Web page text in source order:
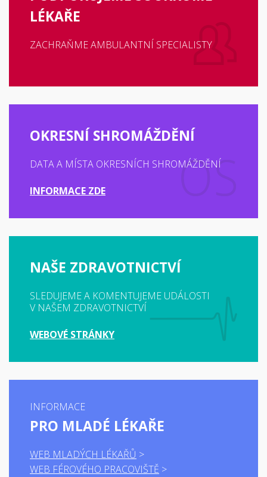
LÉKAŘE
ZACHRAŇME AMBULANTNÍ SPECIALISTY
OKRESNÍ SHROMÁŽDĚNÍ
DATA A MÍSTA OKRESNÍCH SHROMÁŽDĚNÍ
INFORMACE ZDE
NAŠE ZDRAVOTNICTVÍ
SLEDUJEME A KOMENTUJEME UDÁLOSTI
V NAŠEM ZDRAVOTNICTVÍ
WEBOVÉ STRÁNKY
INFORMACE
PRO MLADÉ LÉKAŘE
WEB MLADÝCH LÉKAŘŮ
WEB FÉROVÉHO PRACOVIŠTĚ